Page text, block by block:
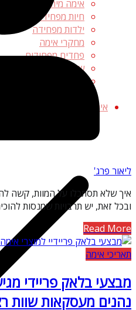
אימה מיתולוגית
חיות מפחידות
ילדות מפחידה
מחקרי אימה
פחדים מפחידים
שירותי אימה
אימה אמנותית
ליאור פרג'
איך שלא תסתכלו על המוות, קשה
ובכל זאת, יש תרבויות שמנסות
Read More
תאריכי אימה
מבצעי בלאק פריידי
נהנים מעסקאות שוות